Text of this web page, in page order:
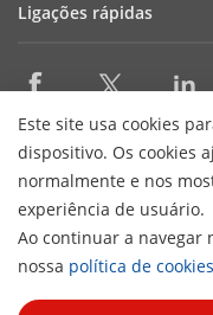
Este site usa cookies
dispositivo. Os cookies
normalmente e nos
experiência de usuário.
Ao continuar a navegar
nossa política de cookies
Contacte-nos
Careers
Histórias de sucesso
Ligações rápidas
Onde comprar
Accessibility Statement
© 2026 Hangzhou
Rights Reserved.